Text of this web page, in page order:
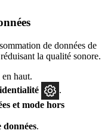
de données de
la qualité sonore.
haut.
.
et mode hors
données.